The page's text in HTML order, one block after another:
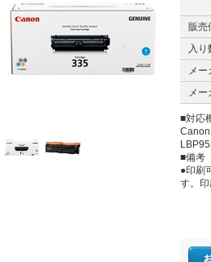
販売
入り
メー
メー
■対応
■備考
●印刷
す。